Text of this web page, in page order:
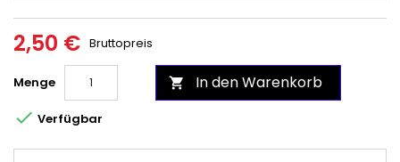
2,50 € Bruttopreis
Menge  In den Warenkorb
 Verfügbar